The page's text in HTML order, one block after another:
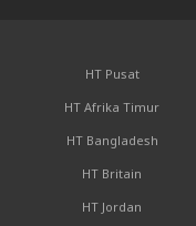
HT Pusat
HT Afrika Timur
HT Bangladesh
HT Britain
HT Jordan